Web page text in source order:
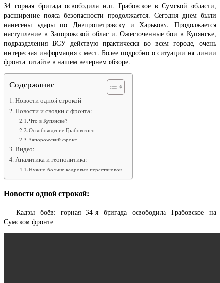
34 горная бригада освободила н.п. Грабовское в Сумской области,
расширение пояса безопасности продолжается. Сегодня днем были
нанесены удары по Днепропетровску и Харькову. Продолжается
наступление в Запорожской области. Ожесточенные бои в Купянске,
подразделения ВСУ действую практически во всем городе, очень
интересная информация с мест. Более подробно о ситуации на линии
фронта читайте в нашем вечернем обзоре.
Содержание
Новости одной строкой:
Новости и сводки с фронта:
Что в Купянске?
Освобождение Грабовского
Запорожский фронт.
Видео:
Аналитика и геополитика:
Нужно больше кадровых перестановок
Новости одной строкой:
— Кадры боёв: горная 34-я бригада освободила Грабовское на
Сумском фронте